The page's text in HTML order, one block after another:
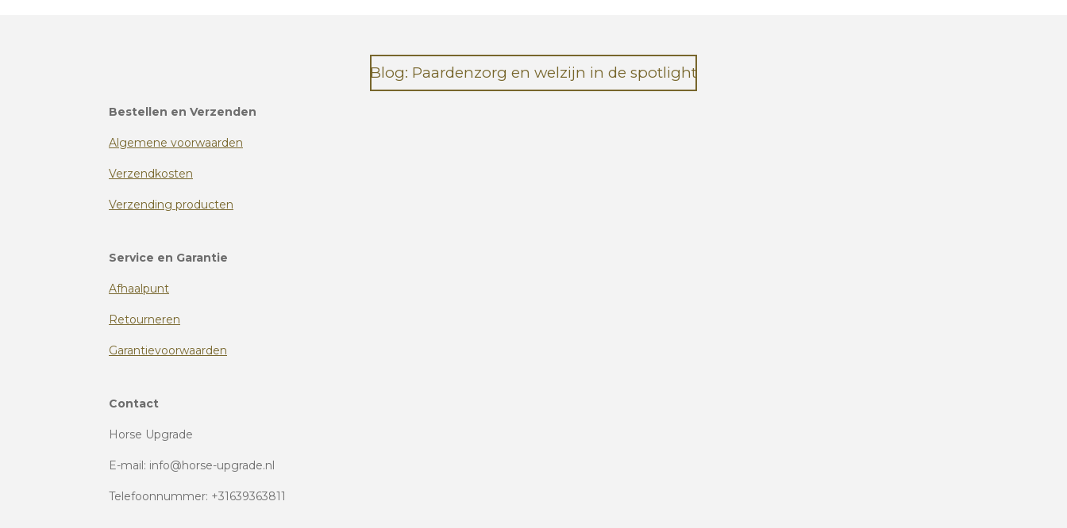
Blog: Paardenzorg en welzijn in de spotlight
Bestellen en Verzenden
Algemene voorwaarden
Verzendkosten
Verzending producten
Service en Garantie
Afhaalpunt
Retourneren
Garantievoorwaarden
Contact
Horse Upgrade
E-mail: info@horse-upgrade.nl
Telefoonnummer: +31639363811